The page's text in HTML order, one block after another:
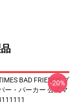
BAD FRIENDS プ
ー・パーカー 公式マ
-20%